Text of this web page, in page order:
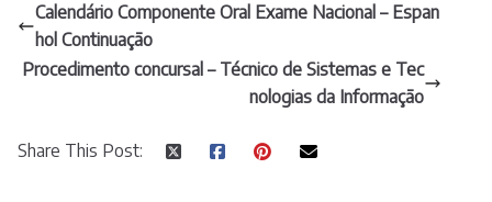
Calendário Componente Oral Exame Nacional – Espan
hol Continuação
Procedimento concursal – Técnico de Sistemas e Tec
nologias da Informação
Share This Post: